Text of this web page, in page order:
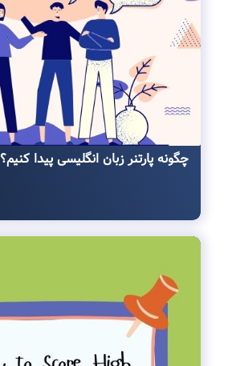
چگونه پارتنر زبان انگلیسی پیدا کنیم؟